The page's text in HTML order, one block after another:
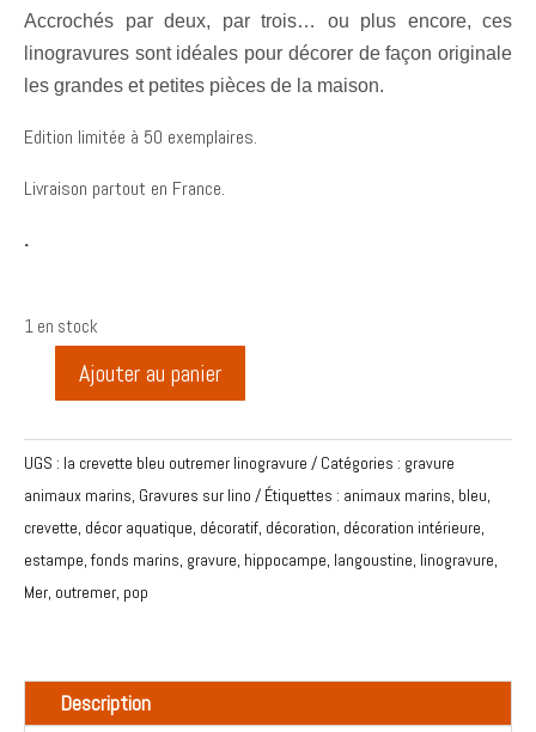
Accrochés par deux, par trois… ou plus encore, ces
linogravures sont idéales pour décorer de façon originale
les grandes et petites pièces de la maison.
Edition limitée à 50 exemplaires.
Livraison partout en France.
.
1 en stock
quantité
La
crevette
outremer
Linogravure
Ajouter au panier
UGS : la crevette bleu outremer linogravure Catégories : gravure
animaux marins, Gravures sur lino Étiquettes : animaux marins, bleu,
crevette, décor aquatique, décoratif, décoration, décoration intérieure,
estampe,fonds marins, gravure, hippocampe, langoustine, linogravure,
Mer, outremer, pop
Description